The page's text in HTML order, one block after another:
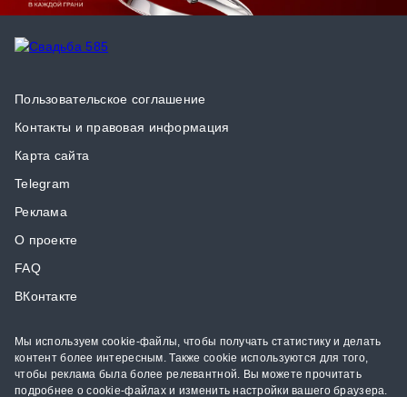
Пользовательское соглашение
Контакты и правовая информация
Карта сайта
Telegram
Реклама
О проекте
FAQ
ВКонтакте
Мы используем cookie-файлы, чтобы получать статистику и делать
контент более интересным. Также cookie используются для того,
чтобы реклама была более релевантной. Вы можете прочитать
подробнее о cookie-файлах и изменить настройки вашего браузера.